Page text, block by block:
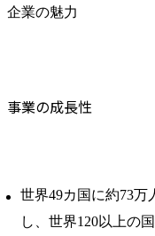
企業の魅力
事業の成長性
世界49カ国に約73万
し、世界120以上の